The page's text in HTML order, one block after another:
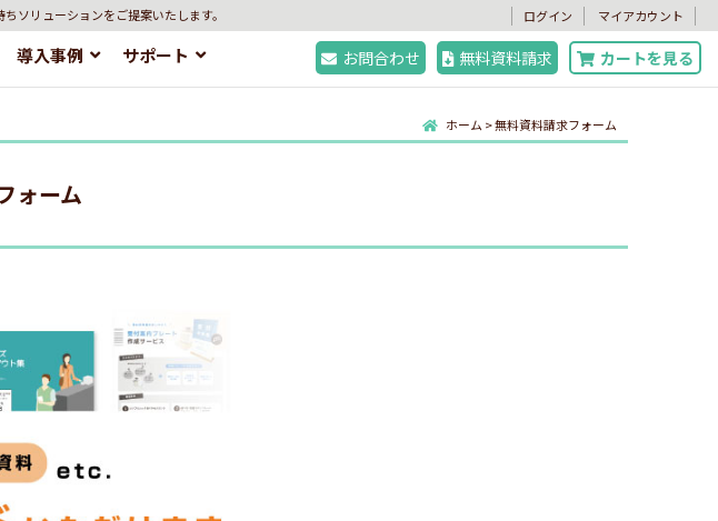
ソリューションをご提案いたします。 ログイン マイアカウント
導入事例 サポート お問合わせ 無料資料請求 カートを見る
ホーム >無料資料請求フォーム
ォーム